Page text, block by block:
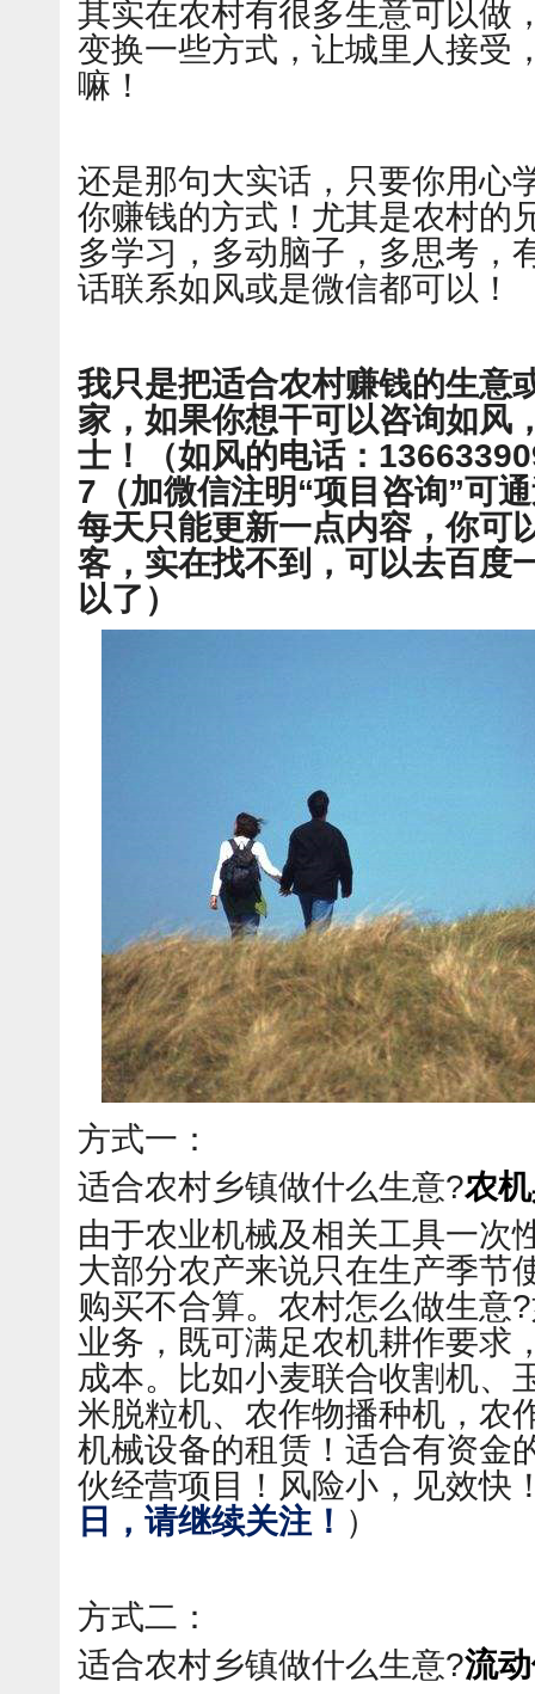
其实在农村有很多生意可以做
变换一些方式，让城里人接受
嘛！
还是那句大实话，只要你用心
你赚钱的方式！尤其是农村的
多学习，多动脑子，多思考，
话联系如风或是微信都可以！
我只是把适合农村赚钱的生意
家，如果你想干可以咨询如风
士！（如风的电话：
7（加微信注明“项目咨询”可
每天只能更新一点内容，你可
客，实在找不到，可以去百度
以了）
方式一：
适合农村乡镇做什么生意?农
由于农业机械及相关工具一次
大部分农产来说只在生产季节
购买不合算。农村怎么做生意
业务，既可满足农机耕作要求
成本。比如小麦联合收割机、
米脱粒机、农作物播种机，农
机械设备的租赁！适合有资金
伙经营项目！风险小，见效快
日，请继续关注！ ）
方式二：
适合农村乡镇做什么生意?流